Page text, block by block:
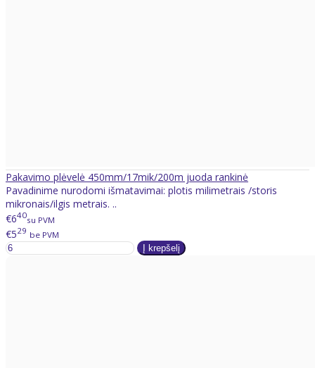
Pakavimo plėvelė 450mm/17mik/200m juoda rankinė
Pavadinime nurodomi išmatavimai: plotis milimetrais /storis
mikronais/ilgis metrais. ..
€640su PVM
€529 be PVM